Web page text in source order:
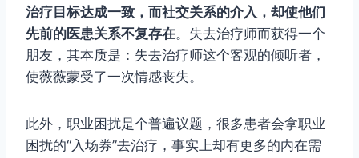
治疗目标达成一致，而社交关系的介入，却使他们
先前的医患关系不复存在。失去治疗师而获得一个
朋友，其本质是：失去治疗师这个客观的倾听者，
使薇薇蒙受了一次情感丧失。
此外，职业困扰是个普遍议题，很多患者会拿职业
困扰的“入场券”去治疗，事实上却有更多的内在需